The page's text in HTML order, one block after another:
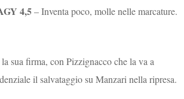
4,5– Inventa poco, molle nelle marcature.
sua firma, con Pizzignacco che la va a
il salvataggio su Manzari nella ripresa.